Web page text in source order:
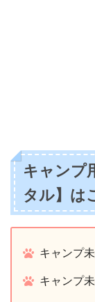
キャンプ
タル】は
キャンプ
キャンプ